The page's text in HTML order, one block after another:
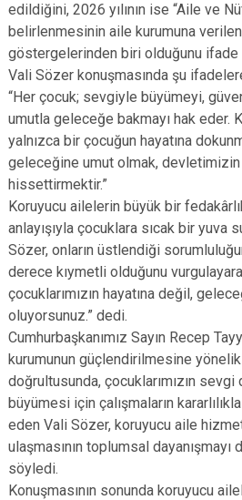
edildiğini, 2026 yılının ise “Aile ve
belirlenmesinin aile kurumuna
göstergelerinden biri olduğunu ifade
Vali Sözer konuşmasında şu
“Her çocuk; sevgiyle büyümeyi,
umutla geleceğe bakmayı hak eder.
yalnızca bir çocuğun hayatına
geleceğine umut olmak,
hissettirmektir.”
Koruyucu ailelerin büyük bir
anlayışıyla çocuklara sıcak bir yuva
Sözer, onların üstlendiği
derece kıymetli olduğunu
çocuklarımızın hayatına değil,
oluyorsunuz.” dedi.
Cumhurbaşkanımız Sayın Recep
kurumunun güçlendirilmesine
doğrultusunda, çocuklarımızın sevgi
büyümesi için çalışmaların
eden Vali Sözer, koruyucu aile
ulaşmasının toplumsal
söyledi.
Konuşmasının sonunda koruyucu